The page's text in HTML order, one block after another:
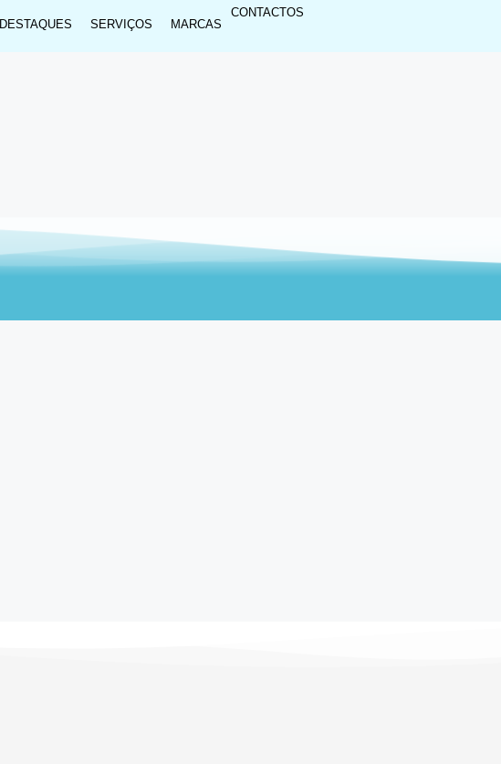
DESTAQUES SERVIÇOS MARCAS
CONTACTOS